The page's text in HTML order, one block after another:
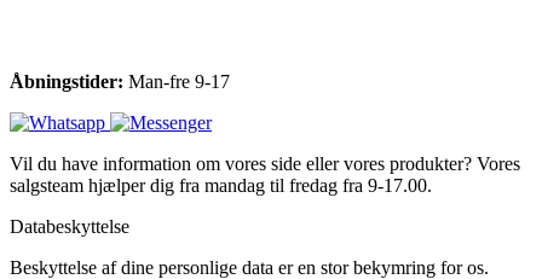
Åbningstider: Man-fre 9-17
Vil du have information om vores side eller vores produkter? Vores
salgsteam hjælper dig fra mandag til fredag fra 9-17.00.
Databeskyttelse
Beskyttelse af dine personlige data er en stor bekymring for os.